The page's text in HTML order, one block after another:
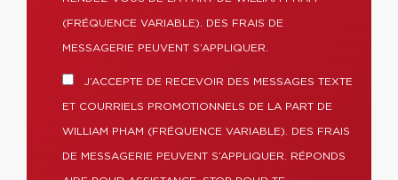
(FRÉQUENCE VARIABLE). DES FRAIS DE
MESSAGERIE PEUVENT S’APPLIQUER.
J’ACCEPTE DE RECEVOIR DES MESSAGES TEXTE
ET COURRIELS PROMOTIONNELS DE LA PART DE
WILLIAM PHAM (FRÉQUENCE VARIABLE). DES FRAIS
DE MESSAGERIE PEUVENT S’APPLIQUER. RÉPONDS